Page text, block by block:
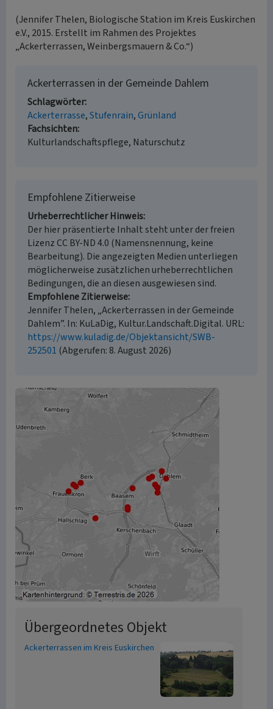
(Jennifer Thelen, Biologische Station im Kreis Euskirchen
e.V., 2015. Erstellt im Rahmen des Projektes
„Ackerterrassen, Weinbergsmauern & Co.“)
Ackerterrassen in der Gemeinde Dahlem
Schlagwörter
Ackerterrasse Stufenrain Grünland
Fachsichten
Kulturlandschaftspflege, Naturschutz
Empfohlene Zitierweise
Urheberrechtlicher Hinweis
Der hier präsentierte Inhalt steht unter der freien
Lizenz CC BY-ND 4.0 (Namensnennung, keine
Bearbeitung). Die angezeigten Medien unterliegen
möglicherweise zusätzlichen urheberrechtlichen
Bedingungen, die an diesen ausgewiesen sind.
Empfohlene Zitierweise
Jennifer Thelen, „Ackerterrassen in der Gemeinde
Dahlem”. In: KuLaDig, Kultur.Landschaft.Digital. URL:
https://www.kuladig.de/Objektansicht/SWB-
252501 (Abgerufen: 8. August 2026)
Übergeordnetes Objekt
Ackerterrassen im Kreis Euskirchen